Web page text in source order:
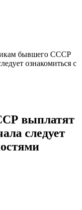
бывшего СССР
ознакомиться с
выплатят
следует